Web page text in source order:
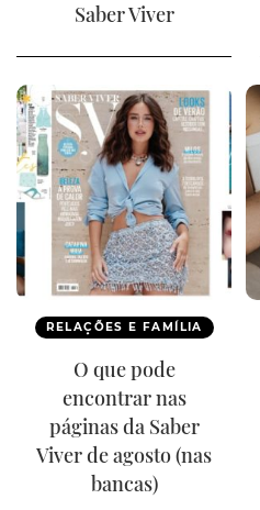
Saber Viver
RELAÇÕES E FAMÍLIA
O que pode
encontrar nas
páginas da Saber
Viver de agosto (nas
bancas)